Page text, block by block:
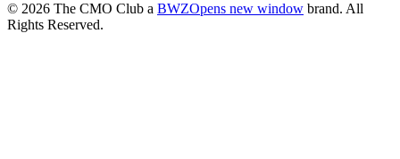
© 2026 The CMO Club a BWZOpens new window brand. All
Rights Reserved.